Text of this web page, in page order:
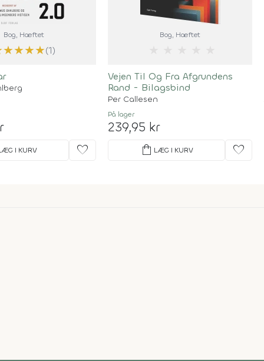
Bog, Hæftet
★★★★(1)
I KURV favorite
Bog, Hæftet
Vejen Til Og Fra Afgrundens
Rand - Bilagsbind
Per Callesen
På lager
239,95 kr
shopping_bag LÆG I KURV favorite